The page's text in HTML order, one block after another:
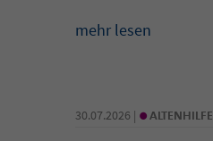
mehr lesen
30.07.2026 | • ALTENHILFE